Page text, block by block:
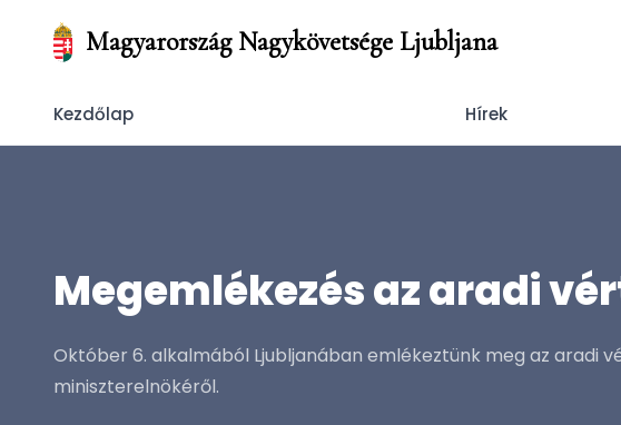
Magyarország Nagykövetsége Ljubljana
Kezdőlap Hírek
Megemlékezés az aradi
Október 6. alkalmából Ljubljanában emlékeztünk meg az aradi
miniszterelnökéről.